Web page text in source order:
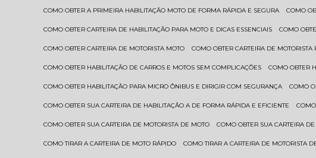
COMO OBTER A PRIMEIRA HABILITAÇÃO MOTO DE FORMA RÁPIDA E SEGURA COMO
COMO OBTER CARTEIRA DE HABILITAÇÃO PARA MOTO E DICAS ESSENCIAIS COMO
COMO OBTER CARTEIRA DE MOTORISTA MOTO COMO OBTER CARTEIRA DE MOTORISTA
COMO OBTER HABILITAÇÃO DE CARROS E MOTOS SEM COMPLICAÇÕES COMO OBTER
COMO OBTER HABILITAÇÃO PARA MICRO ÔNIBUS E DIRIGIR COM SEGURANÇA COMO
COMO OBTER SUA CARTEIRA DE HABILITAÇÃO A DE FORMA RÁPIDA E EFICIENTE
COMO OBTER SUA CARTEIRA DE MOTORISTA DE MOTO COMO OBTER SUA CARTEIRA
COMO TIRAR A CARTEIRA DE MOTO RÁPIDO COMO TIRAR A CARTEIRA DE MOTORISTA